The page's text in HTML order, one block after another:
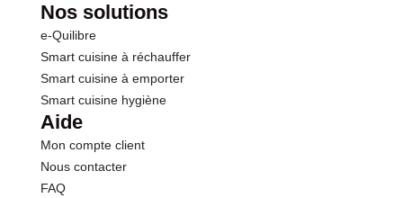
Nos solutions
e-Quilibre
Smart cuisine à réchauffer
Smart cuisine à emporter
Smart cuisine hygiène
Aide
Mon compte client
Nous contacter
FAQ